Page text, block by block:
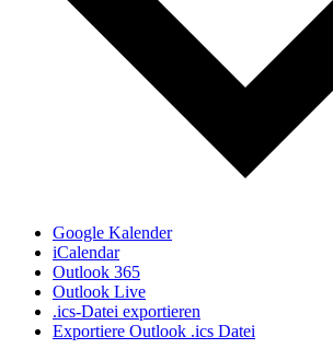
Google Kalender
iCalendar
Outlook 365
Outlook Live
.ics-Datei exportieren
Exportiere Outlook .ics Datei